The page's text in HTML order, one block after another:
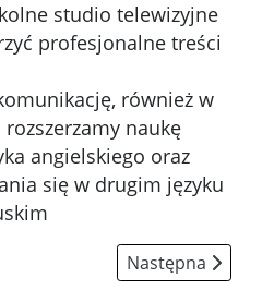
studio telewizyjne
profesjonalne treści
również w
naukę
angielskiego oraz
się w drugim języku
Następna
Następna